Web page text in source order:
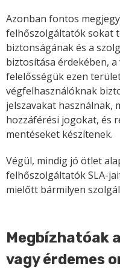
Azonban fontos
felhőszolgáltatók sokat
biztonságának és a
biztosítása érdekében,
felelősségük ezen
végfelhasználóknak
jelszavakat használnak,
hozzáférési jogokat, és
mentéseket készítenek.
Végül, mindig jó ötlet
felhőszolgáltatók SLA-
mielőtt bármilyen
Megbízhatóak
vagy érdemes